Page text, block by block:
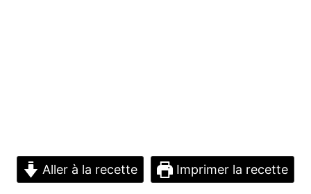
Aller à la recette Imprimer la recette